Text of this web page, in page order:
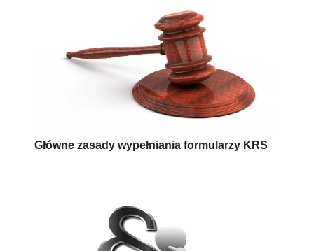
Główne zasady wypełniania formularzy KRS